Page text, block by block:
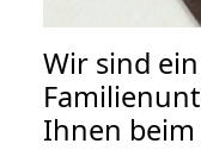
Wir sind ein
Ihnen beim